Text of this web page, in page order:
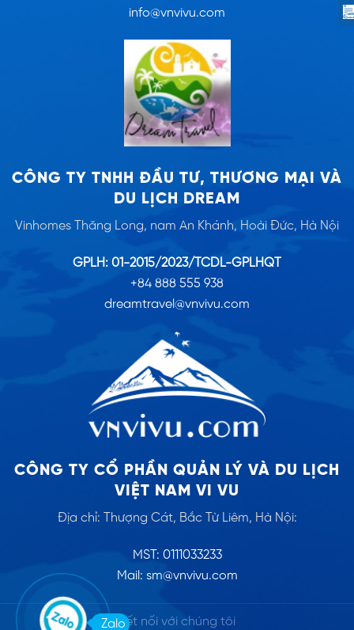
info@vnvivu.com
CÔNG TY TNHH ĐẦU TƯ, THƯƠNG MẠI VÀ
DU LỊCH DREAM
Vinhomes Thăng Long, nam An Khánh, Hoài Đức, Hà Nội
GPLH: 01-2015/2023/TCDL-GPLHQT
+84 888 555 938
dreamtravel@vnvivu.com
CÔNG TY CỔ PHẦN QUẢN LÝ VÀ DU LỊCH
VIỆT NAM VI VU
Địa chỉ: Thượng Cát, Bắc Từ Liêm, Hà Nội:
MST: 0111033233
Mail: sm@vnvivu.com
Kết nối với chúng tôi
Zalo